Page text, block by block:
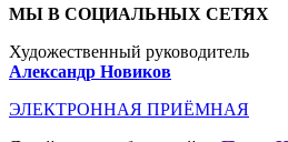
МЫ В СОЦИАЛЬНЫХ СЕТЯХ
Художественный руководитель
Александр Новиков
ЭЛЕКТРОННАЯ ПРИЁМНАЯ